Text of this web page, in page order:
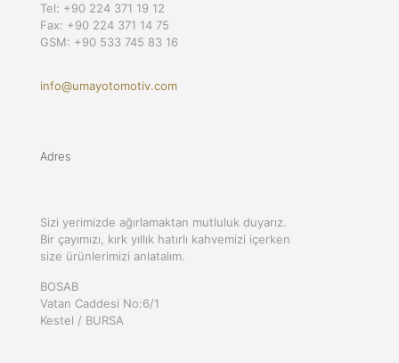
Tel: +90 224 371 19 12
Fax: +90 224 371 14 75
GSM: +90 533 745 83 16
info@umayotomotiv.com
Adres
Sizi yerimizde ağırlamaktan mutluluk duyarız.
Bir çayımızı, kırk yıllık hatırlı kahvemizi içerken
size ürünlerimizi anlatalım.
BOSAB
Vatan Caddesi No:6/1
Kestel / BURSA